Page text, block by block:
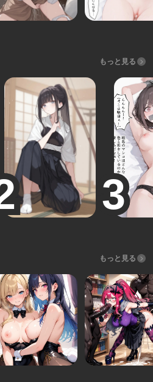
もっと見る
もっと見る